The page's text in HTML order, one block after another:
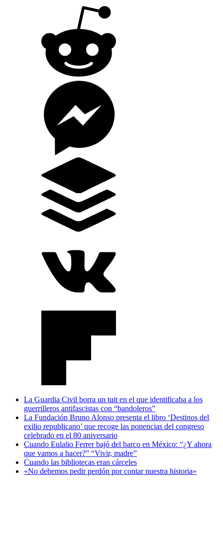
La Guardia Civil borra un tuit en el que identificaba a los
guerrilleros antifascistas con “bandoleros”
La Fundación Bruno Alonso presenta el libro ‘Destinos del
exilio republicano’ que recoge las ponencias del congreso
celebrado en el 80 aniversario
Cuando Eulalio Ferrer bajó del barco en México: “¿Y ahora
que vamos a hacer?” “Vivir, madre”
Cuando las bibliotecas eran cárceles
«No debemos pedir perdón por contar nuestra historia»